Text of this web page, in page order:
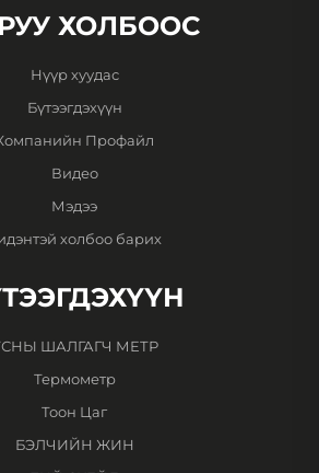
ХОЛБООС
Нүүр хуудас
Бүтээгдэхүүн
Профайл
Видео
Мэдээ
холбоо барих
ШАЛГАГЧ МЕТР
Термометр
Тоон Цаг
БЭЛЧИЙН ЖИН